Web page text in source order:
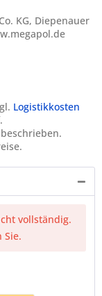
KG, Diepenauer
Logistikkosten
vollständig.
Sie.